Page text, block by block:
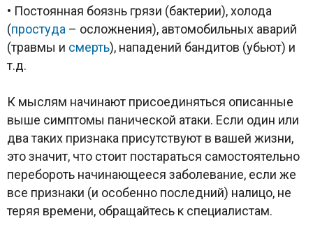
• Постоянная боязнь грязи (бактерии), холода
(простуда – осложнения), автомобильных аварий
(травмы и смерть), нападений бандитов (убьют) и
т.д.
К мыслям начинают присоединяться описанные
выше симптомы панической атаки. Если один или
два таких признака присутствуют в вашей жизни,
это значит, что стоит постараться самостоятельно
перебороть начинающееся заболевание, если же
все признаки (и особенно последний) налицо, не
теряя времени, обращайтесь к специалистам.